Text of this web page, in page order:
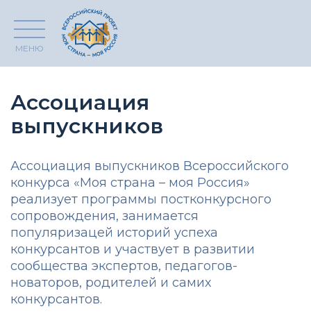
МЕНЮ
Ассоциация
выпускников
Ассоциация выпускников Всероссийского
конкурса «Моя страна – моя Россия»
реализует программы постконкурсного
сопровождения, занимается
популяризацей историй успеха
конкурсантов и участвует в развитии
сообщества экспертов, педагогов-
новаторов, родителей и самих
конкурсантов.